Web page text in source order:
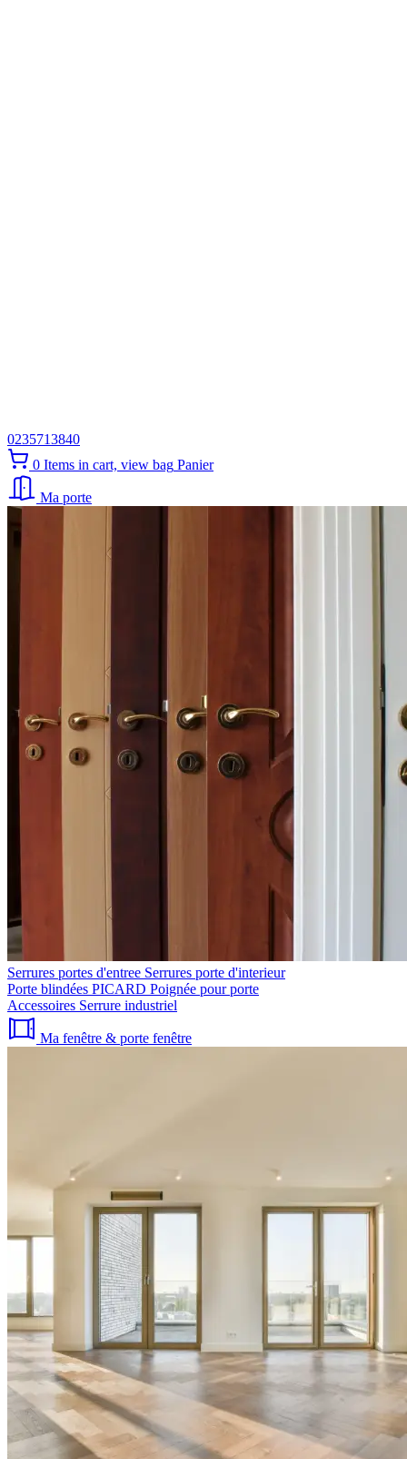
0235713840
0 Items in cart, view bag Panier
Ma porte
Serrures portes d'entree Serrures porte d'interieur
Porte blindées PICARD Poignée pour porte
Accessoires Serrure industriel
Ma fenêtre & porte fenêtre